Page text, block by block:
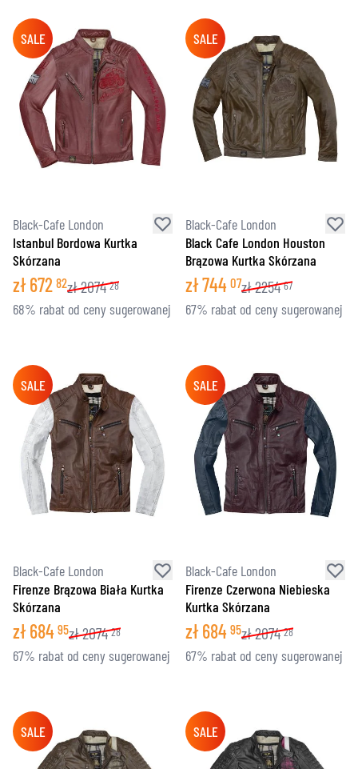
SALE
Black-Cafe London
Istanbul Bordowa Kurtka
Skórzana
zł672 82zł2074 28
68% rabat od ceny sugerowanej
SALE
Black-Cafe London
Black Cafe London Houston
Brązowa Kurtka Skórzana
zł744 07zł2254 67
67% rabat od ceny sugerowanej
SALE
Black-Cafe London
Firenze Brązowa Biała Kurtka
Skórzana
zł684 95zł2074 28
67% rabat od ceny sugerowanej
SALE
Black-Cafe London
Firenze Czerwona Niebieska
Kurtka Skórzana
zł684 95zł2074 28
67% rabat od ceny sugerowanej
SALE SALE